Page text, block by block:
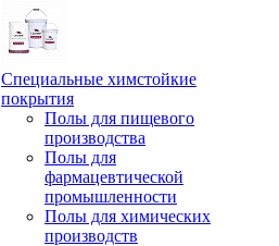
Специальные химстойкие
покрытия
Полы для пищевого
производства
Полы для
фармацевтической
промышленности
Полы для химических
производств